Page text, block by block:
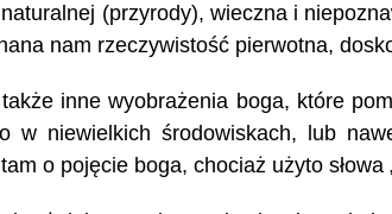
(przyrody), wieczna i
nam rzeczywistość pierwotna,
inne wyobrażenia boga, które
w niewielkich środowiskach, lub
o pojęcie boga, chociaż użyto słowa